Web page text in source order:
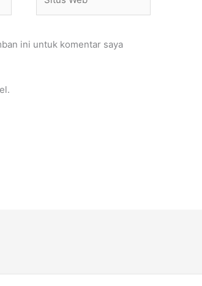
Web
ini untuk komentar saya